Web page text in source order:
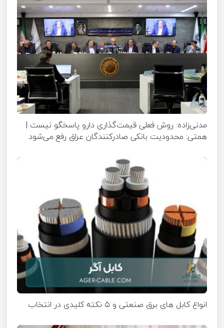
مدنی‌زاده: روش فعلی قیمت‌گذاری دارو پاسخگو نیست |
همتی: محدودیت بانکی صادرکنندگان عراق رفع می‌شود
انواع کابل های برق صنعتی و ۵ نکته کلیدی در انتخاب